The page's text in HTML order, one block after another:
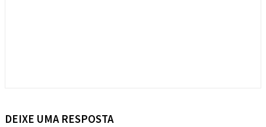
DEIXE UMA RESPOSTA